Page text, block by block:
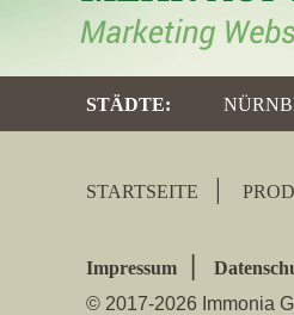
STÄDTE:
STARTSEITE
Impressum
© 2017-2026 Immonia